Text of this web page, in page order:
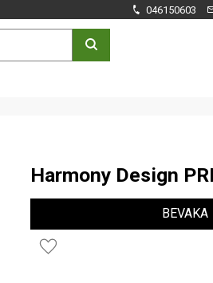
046150603
Harmony Design
Lägg till i favoriter
BEVAKA